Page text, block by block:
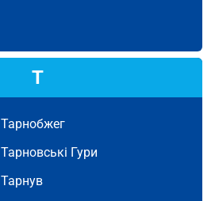
Т
Тарнобжег
Тарновські Гури
Тарнув